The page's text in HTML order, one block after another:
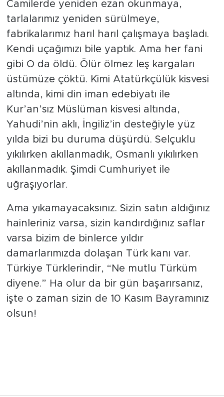
Camilerde yeniden ezan okunmaya,
tarlalarımız yeniden sürülmeye,
fabrikalarımız harıl harıl çalışmaya başladı.
Kendi uçağımızı bile yaptık. Ama her fani
gibi O da öldü. Ölür ölmez leş kargaları
üstümüze çöktü. Kimi Atatürkçülük kisvesi
altında, kimi din iman edebiyatı ile
Kur’an’sız Müslüman kisvesi altında,
Yahudi’nin aklı, İngiliz’in desteğiyle yüz
yılda bizi bu duruma düşürdü. Selçuklu
yıkılırken akıllanmadık, Osmanlı yıkılırken
akıllanmadık. Şimdi Cumhuriyet ile
uğraşıyorlar.
Ama yıkamayacaksınız. Sizin satın aldığınız
hainleriniz varsa, sizin kandırdığınız saflar
varsa bizim de binlerce yıldır
damarlarımızda dolaşan Türk kanı var.
Türkiye Türklerindir, “Ne mutlu Türküm
diyene.” Ha olur da bir gün başarırsanız,
işte o zaman sizin de 10 Kasım Bayramınız
olsun!